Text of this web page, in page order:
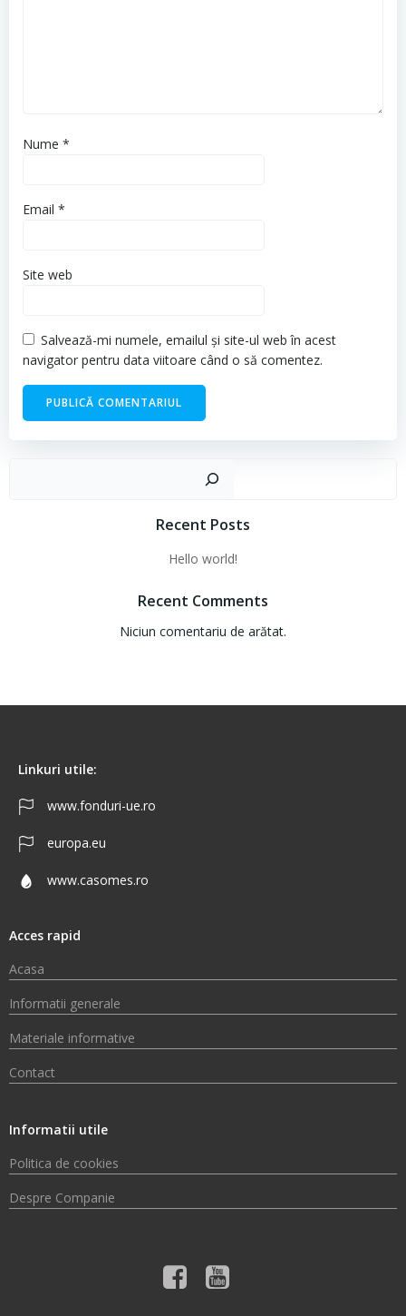
Nume *
Email *
Site web
Salvează-mi numele, emailul și site-ul web în acest
navigator pentru data viitoare când o să comentez.
Recent Posts
Hello world!
Recent Comments
Niciun comentariu de arătat.
Linkuri utile:
www.fonduri-ue.ro
europa.eu
www.casomes.ro
Acces rapid
Acasa
Informatii generale
Materiale informative
Contact
Informatii utile
Politica de cookies
Despre Companie